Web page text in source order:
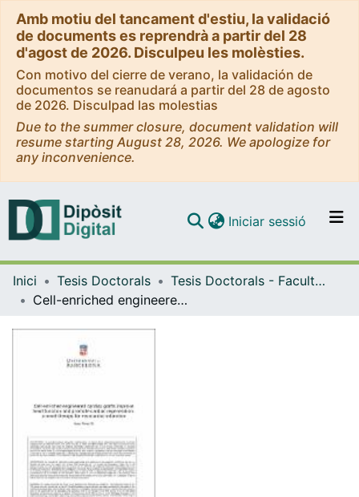
Amb motiu del tancament d'estiu, la validació
de documents es reprendrà a partir del 28
d'agost de 2026. Disculpeu les molèsties.
Con motivo del cierre de verano, la validación de
documentos se reanudará a partir del 28 de agosto
de 2026. Disculpad las molestias
Due to the summer closure, document validation will
resume starting August 28, 2026. We apologize for
any inconvenience.
Navega per tot el DD
Iniciar sessió (current)
Inici Tesis Doctorals
Tesis Doctorals - Facultat - Medicina
Cell-enriched engineered cardiac grafts improve heart function and promote cardiac regeneration: a novel therapy for myocardial infarction